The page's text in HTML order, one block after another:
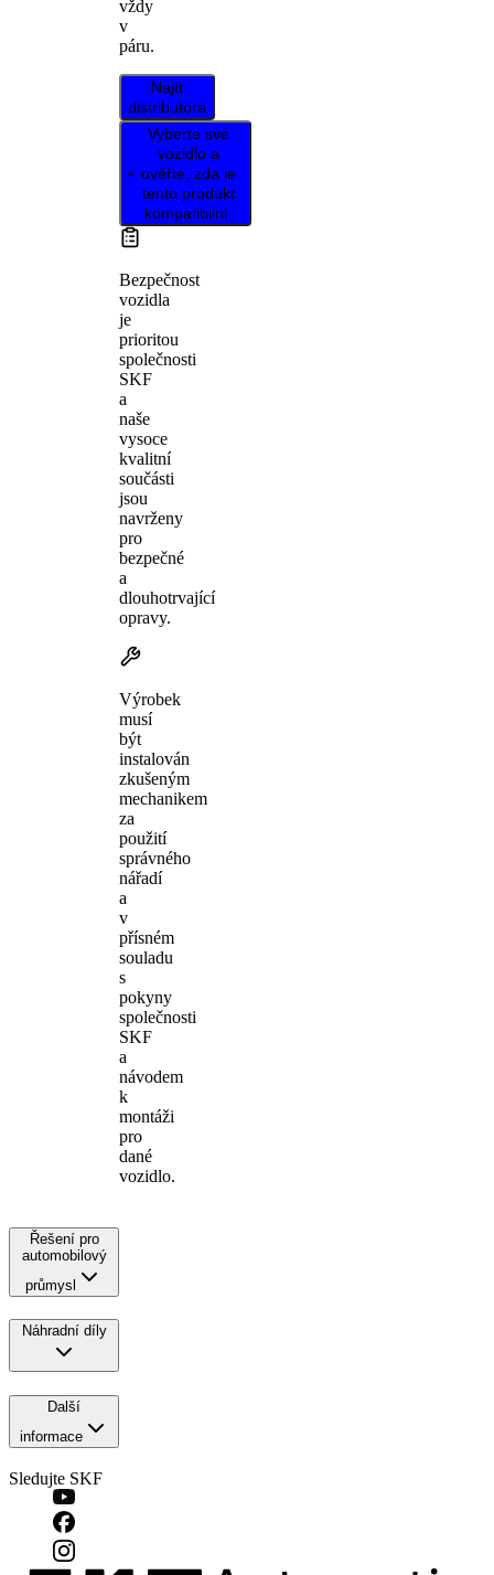
vždy
v
páru.
Najít
distributora
Vyberte své
vozidlo a
ověřte, zda je
tento produkt
kompatibilní.
Bezpečnost
vozidla
je
prioritou
společnosti
SKF
a
naše
vysoce
kvalitní
součásti
jsou
navrženy
pro
bezpečné
a
dlouhotrvající
opravy.
Výrobek
musí
být
instalován
zkušeným
mechanikem
za
použití
správného
nářadí
a
v
přísném
souladu
s
pokyny
společnosti
SKF
a
návodem
k
montáži
pro
dané
vozidlo.
Řešení pro
automobilový
průmysl
Náhradní díly
Další
informace
Sledujte SKF